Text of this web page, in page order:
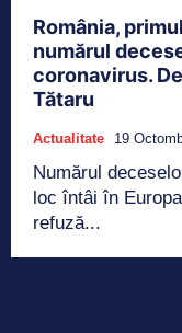
România,
numărul
coronavirus.
Tătaru
Actualitate 19
Numărul
loc întâi în
refuză...